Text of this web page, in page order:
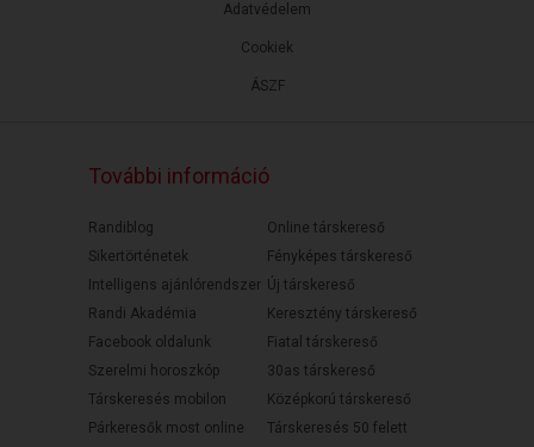
ÁSZF
Adatvédelem
Cookiek
További információ
Randiblog
Sikertörténetek
Intelligens ajánlórendszer
Randi Akadémia
Facebook oldalunk
Szerelmi horoszkóp
Társkeresés mobilon
Párkeresők most online
Online társkereső
Fényképes társkereső
Új társkereső
Keresztény társkereső
Fiatal társkereső
30as társkereső
Középkorú társkereső
Társkeresés 50 felett